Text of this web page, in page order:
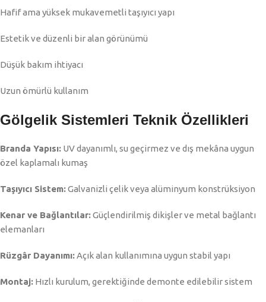
Hafif ama yüksek mukavemetli taşıyıcı yapı
Estetik ve düzenli bir alan görünümü
Düşük bakım ihtiyacı
Uzun ömürlü kullanım
Gölgelik Sistemleri Teknik Özellikleri
Branda Yapısı: UV dayanımlı, su geçirmez ve dış mekâna uygun
özel kaplamalı kumaş
Taşıyıcı Sistem:Galvanizli çelik veya alüminyum konstrüksiyon
Kenar ve Bağlantılar:Güçlendirilmiş dikişler ve metal bağlantı
elemanları
Rüzgâr Dayanımı:Açık alan kullanımına uygun stabil yapı
Montaj: Hızlı kurulum, gerektiğinde demonte edilebilir sistem